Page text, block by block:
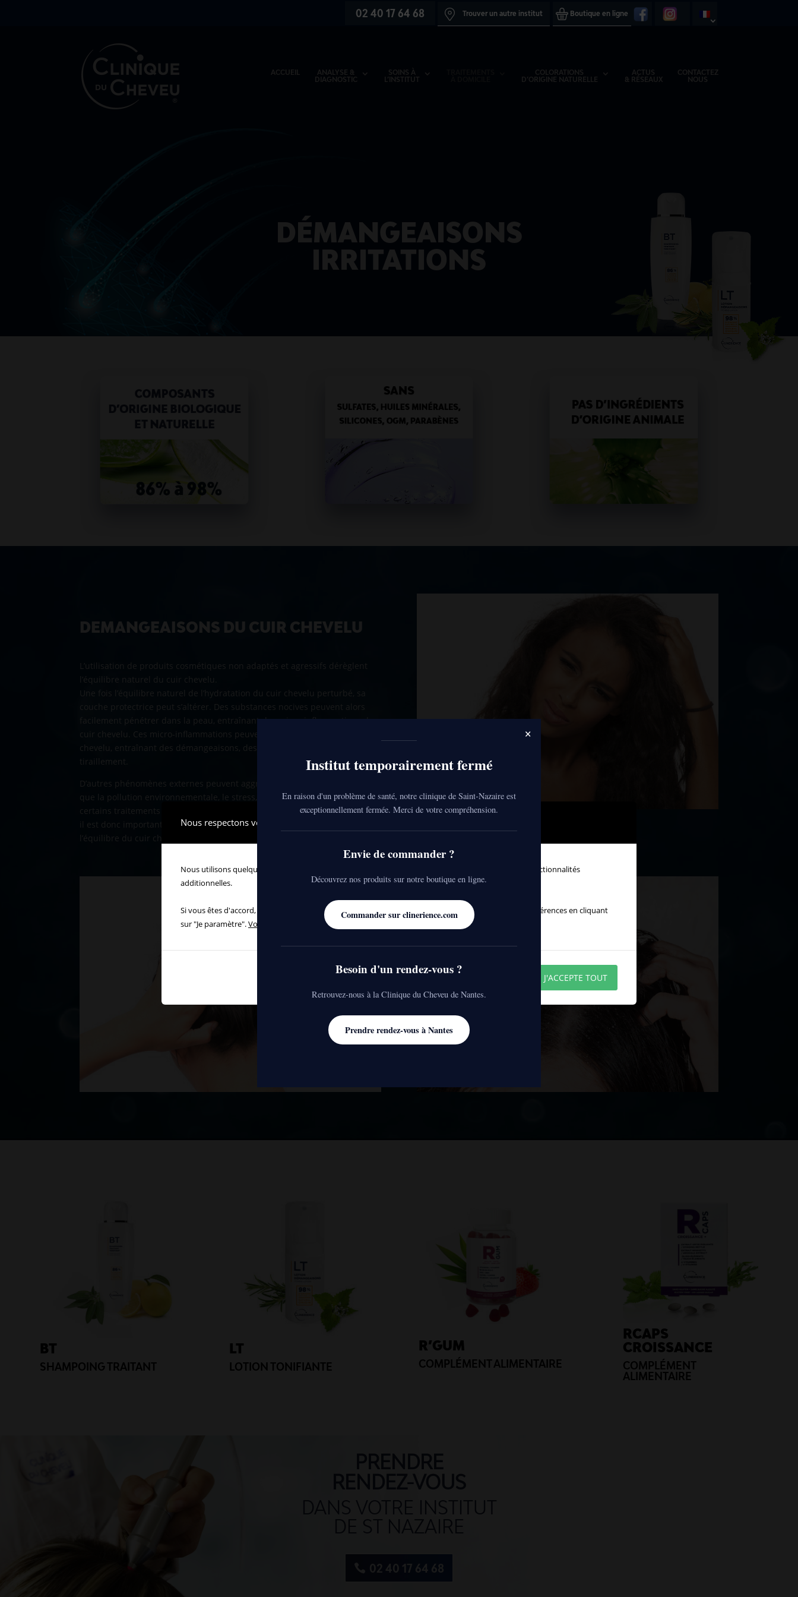
02 40 17 64 68 Trouver un autre institut Boutique en ligne
ACCUEIL
ANALYSE &
DIAGNOSTIC
SOINS À
L’INSTITUT
COLORATIONS
D’ORIGINE NATURELLE
ACTUS
& RÉSEAUX
CONTACTEZ
NOUS
DÉMANGEAISONS
IRRITATIONS
DEMANGEAISONS DU CUIR CHEVELU
L’utilisation de produits cosmétiques non adaptés et agressifs dérèglent
l’équilibre naturel du cuir chevelu.
Une fois l’équilibre naturel de l’hydratation du cuir chevelu perturbé, sa
couche protectrice peut s’altérer. Des substances nocives peuvent alors
facilement pénétrer dans la peau, entraînant des micro-inflammations du
cuir chevelu. Ces micro-inflammations peuvent accentuer l’irritation du cuir
chevelu, entraînant des démangeaisons, des rougeurs et une sensation de
tiraillement.
D’autres phénomènes externes peuvent aggraver les démangeaisons tels
que la pollution environnementale, le stress, les changements hormonaux,
certains traitements médicaux ainsi qu’une mauvaise hygiène alimentaire,
il est donc important d’utiliser des produits adaptés qui respectent
l’équilibre du cuir chevelu.
BT
SHAMPOING TRAITANT
LT
LOTION TONIFIANTE
R’GUM
COMPLÉMENT ALIMENTAIRE
RCAPS
CROISSANCE
COMPLÉMENT
ALIMENTAIRE
02 40 17 64 68
Nous respectons votre vie privée
Nous utilisons quelques cookies ou autres traceurs pour réaliser des statistiques et vous offrir des fonctionnalités
additionnelles.
Si vous êtes d'accord, vous pouvez cliquer sur "J'accepte tout", sinon vous pouvez paramétrer vos préférences en cliquant
sur "Je paramètre".Voir plus d'information sur nos cookies
JE CONTINUE SANS ACCEPTER J'ACCEPTE TOUT
×
Institut temporairement fermé
En raison d'un problème de santé, notre clinique de Saint-Nazaire est
exceptionnellement fermée. Merci de votre compréhension.
Envie de commander ?
Découvrez nos produits sur notre boutique en ligne.
Commander sur clinerience.com
Besoin d'un rendez-vous ?
Retrouvez-nous à la Clinique du Cheveu de Nantes.
Prendre rendez-vous à Nantes